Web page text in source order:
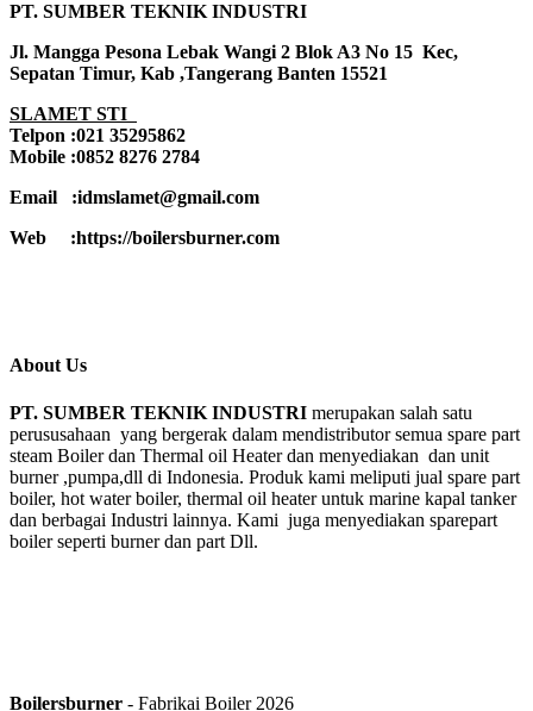
PT. SUMBER TEKNIK INDUSTRI
Jl. Mangga Pesona Lebak Wangi 2 Blok A3 No 15 Kec,
Sepatan Timur, Kab ,Tangerang Banten 15521
SLAMET STI
Telpon :021 35295862
Mobile :0852 8276 2784
Email :idmslamet@gmail.com
Web :https://boilersburner.com
About Us
PT. SUMBER TEKNIK INDUSTRI merupakan salah satu
perususahaan yang bergerak dalam mendistributor semua spare part
steam Boiler dan Thermal oil Heater dan menyediakan dan unit
burner ,pumpa,dll di Indonesia. Produk kami meliputi jual spare part
boiler, hot water boiler, thermal oil heater untuk marine kapal tanker
dan berbagai Industri lainnya. Kami juga menyediakan sparepart
boiler seperti burner dan part Dll.
Boilersburner - Fabrikai Boiler 2026